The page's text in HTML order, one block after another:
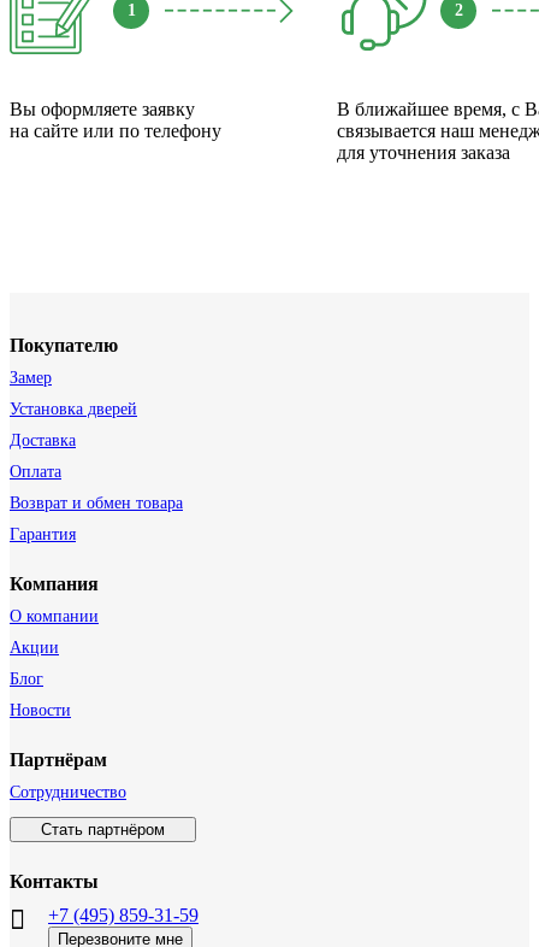
1
Вы оформляете заявку
на сайте или по телефону
2
В ближайшее время, с
связывается наш
для уточнения заказа
Покупателю
Замер
Установка дверей
Доставка
Оплата
Возврат и обмен товара
Гарантия
Компания
О компании
Акции
Блог
Новости
Партнёрам
Сотрудничество
Стать партнёром
Контакты
+7 (495) 859-31-59
Перезвоните мне